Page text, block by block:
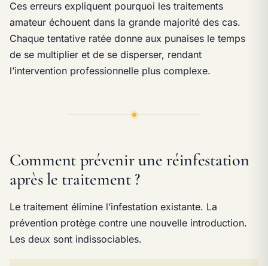
Ces erreurs expliquent pourquoi les traitements
amateur échouent dans la grande majorité des cas.
Chaque tentative ratée donne aux punaises le temps
de se multiplier et de se disperser, rendant
l’intervention professionnelle plus complexe.
Comment prévenir une réinfestation
après le traitement ?
Le traitement élimine l’infestation existante. La
prévention protège contre une nouvelle introduction.
Les deux sont indissociables.